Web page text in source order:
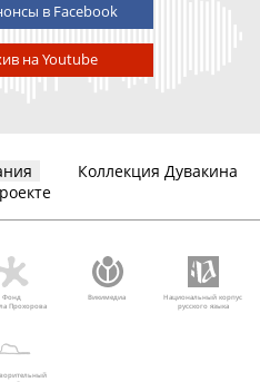
в Facebook
на Youtube
Коллекция Дувакина
Фонд
Прохорова
Викимедиа
Национальный корпус
русского языка